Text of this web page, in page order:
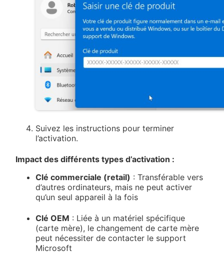
Suivez les instructions pour terminer
l’activation.
Impact des différents types d’activation :
Clé commerciale (retail) : Transférable vers
d’autres ordinateurs, mais ne peut activer
qu’un seul appareil à la fois
Clé OEM : Liée à un matériel spécifique
(carte mère), le changement de carte mère
peut nécessiter de contacter le support
Microsoft